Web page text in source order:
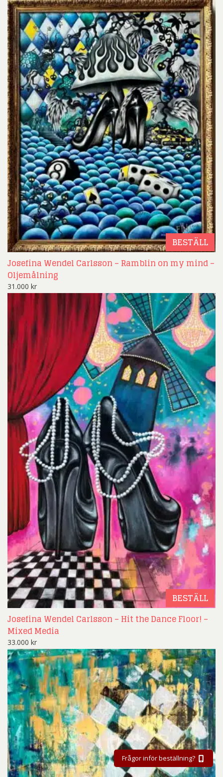
BESTÄLL
Josefina Wendel Carlsson – Ramblin on my mind –
Oljemålning
31.000 kr
BESTÄLL
Josefina Wendel Carlsson – Hit the Dance Floor! –
Mixed Media
33.000 kr
Frågor inför beställning?